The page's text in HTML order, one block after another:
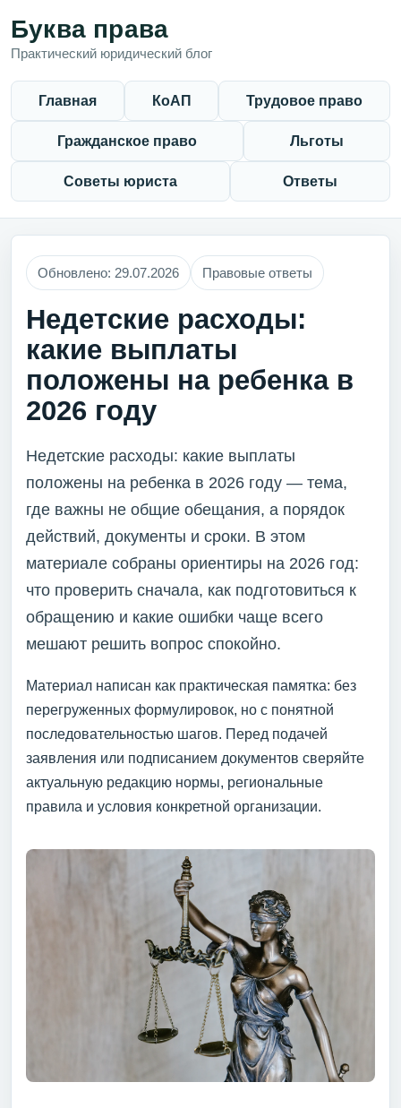
Буква права
Практический юридический блог
Главная КоАП Трудовое право
Гражданское право Льготы
Советы юриста Ответы
Обновлено: 29.07.2026 Правовые ответы
Недетские расходы:
какие выплаты
положены на ребенка в
2026 году
Недетские расходы: какие выплаты
положены на ребенка в 2026 году — тема,
где важны не общие обещания, а порядок
действий, документы и сроки. В этом
материале собраны ориентиры на 2026 год:
что проверить сначала, как подготовиться к
обращению и какие ошибки чаще всего
мешают решить вопрос спокойно.
Материал написан как практическая памятка: без
перегруженных формулировок, но с понятной
последовательностью шагов. Перед подачей
заявления или подписанием документов сверяйте
актуальную редакцию нормы, региональные
правила и условия конкретной организации.